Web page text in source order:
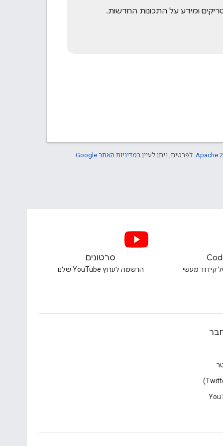
Apache . לפרטים, ניתן לעיין ב מדיניות האתר Google
קידוד מעשי
סרטונים
הרשמה לערוץ YouTube שלנו